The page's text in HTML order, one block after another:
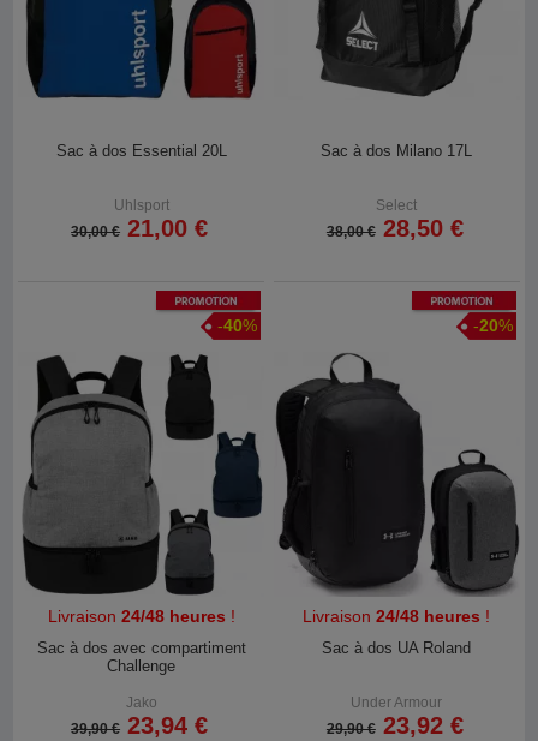
Sac à dos Essential 20L
Uhlsport
30,00 € 21,00 €
Sac à dos Milano 17L
Select
38,00 € 28,50 €
Promotion
-40%
Livraison 24/48 heures !
Sac à dos avec compartiment
Challenge
Jako
39,90 € 23,94 €
Promotion
-20%
Livraison24/48 heures !
Sac à dos UA Roland
Under Armour
29,90 € 23,92 €